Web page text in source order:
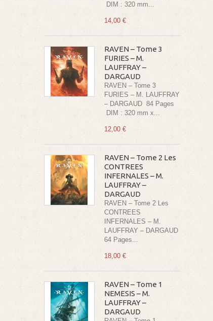
DIM : 320 mm...
14,00 €
RAVEN – Tome 3
FURIES – M.
LAUFFRAY –
DARGAUD
RAVEN – Tome 3
FURIES – M. LAUFFRAY
– DARGAUD 84 Pages
DIM : 320 mm x...
12,00 €
RAVEN – Tome 2 Les
CONTREES
INFERNALES – M.
LAUFFRAY –
DARGAUD
RAVEN – Tome 2 Les
CONTREES
INFERNALES – M.
LAUFFRAY – DARGAUD
64 Pages...
18,00 €
RAVEN – Tome 1
NEMESIS – M.
LAUFFRAY –
DARGAUD